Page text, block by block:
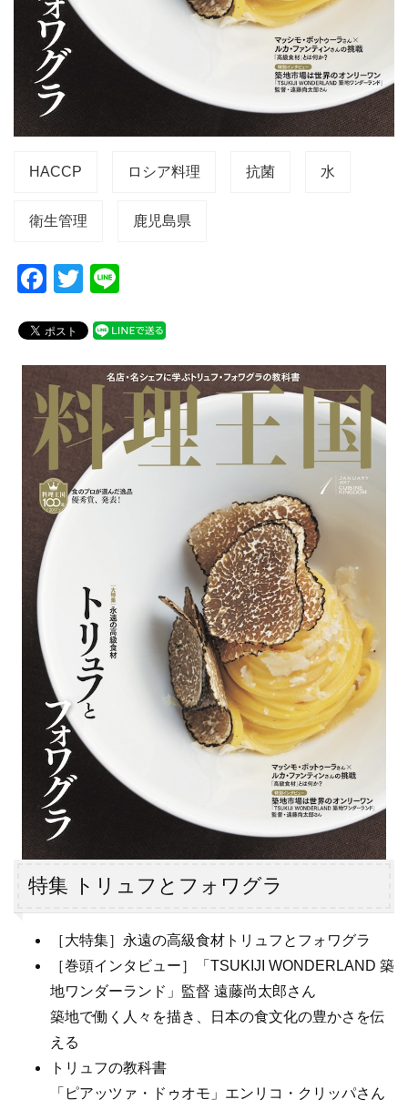
HACCP ロシア料理 抗菌 水
衛生管理 鹿児島県
F
c
e
b
o
k
T
tt
er
e
特集 トリュフとフォワグラ
［大特集］永遠の高級食材トリュフとフォワグラ
［巻頭インタビュー］「TSUKIJI WONDERLAND 築
地ワンダーランド」監督 遠藤尚太郎さん
築地で働く人々を描き、日本の食文化の豊かさを伝
える
トリュフの教科書
「ピアッツァ・ドゥオモ」エンリコ・クリッパさん